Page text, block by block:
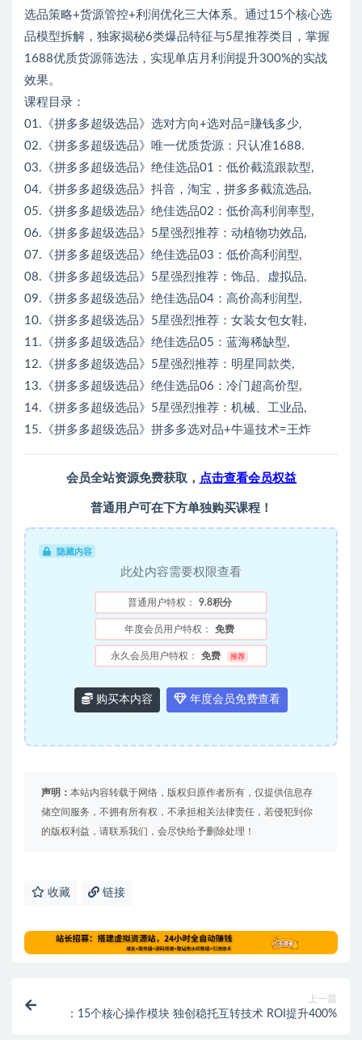
选品策略+货源管控+利润优化三大体系。通过15个核心选
品模型拆解，独家揭秘6类爆品特征与5星推荐类目，掌握
1688优质货源筛选法，实现单店月利润提升300%的实战
效果。
课程目录：
01.《拼多多超级选品》选对方向+选对品=賺钱多少,
02.《拼多多超级选品》唯一优质货源：只认准1688.
03.《拼多多超级选品》绝佳选品01：低价截流跟款型,
04.《拼多多超级选品》抖音，淘宝，拼多多截流选品,
05.《拼多多超级选品》绝佳选品02：低价高利润率型,
06.《拼多多超级选品》5星强烈推荐：动植物功效品,
07.《拼多多超级选品》绝佳选品03：低价高利润型,
08.《拼多多超级选品》5星强烈推荐：饰品、虚拟品,
09.《拼多多超级选品》绝佳选品04：高价高利润型,
10.《拼多多超级选品》5星强烈推荐：女装女包女鞋,
11.《拼多多超级选品》绝佳选品05：蓝海稀缺型,
12.《拼多多超级选品》5星强烈推荐：明星同款类,
13.《拼多多超级选品》绝佳选品06：冷门超高价型,
14.《拼多多超级选品》5星强烈推荐：机械、工业品,
15.《拼多多超级选品》拼多多选对品+牛逼技术=王炸
会员全站资源免费获取， 点击查看会员权益
普通用户可在下方单独购买课程！
隐藏内容
此处内容需要权限查看
普通用户特权： 9.8积分
年度会员用户特权： 免费
永久会员用户特权： 免费 推荐
购买本内容 年度会员免费查看
声明： 本站内容转载于网络，版权归原作者所有，仅提供信息存
储空间服务，不拥有所有权，不承担相关法律责任，若侵犯到你
的版权利益，请联系我们，会尽快给予删除处理！
收藏 链接
上一篇
：15个核心操作模块 独创稳托互转技术 ROI提升400%